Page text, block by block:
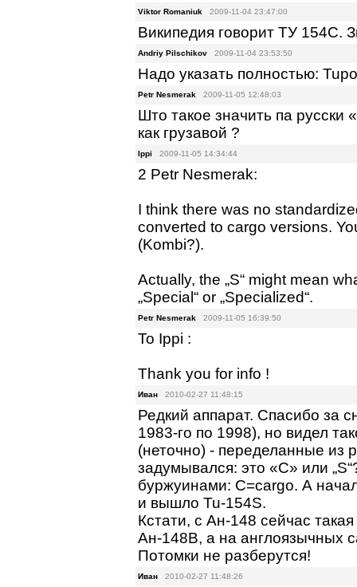
Viktor Romaniuk 2009-11-04 23:47:00
Википедия говорит ТУ 154С.
Andriy Pilschikov 2009-11-04 23:53:50
Надо указать полностью:
Petr Nesmerak 2009-11-05 12:48:03
Што такое значить па
как грузавой ?
Ippi 2009-11-05 14:34:44
2 Petr Nesmerak:
I think there was no
converted to cargo versions.
(Kombi?).
Actually, the „S“ might mean
„Special“ or „Specialized“.
Petr Nesmerak 2009-11-05 16:39:50
To Ippi :
Thank you for info !
Иван 2010-02-27 11:48:15
Редкий аппарат. Спасибо за
1983-го по 1998), но видел
(неточно) - переделанные из
задумывался: это «С» или
буржуинами: С=cargo. А
и вышло Tu-154S.
Кстати, с Ан-148 сейчас
Ан-148В, а на англоязычных
Потомки не разберутся!
Иван 2010-02-27 11:48:26